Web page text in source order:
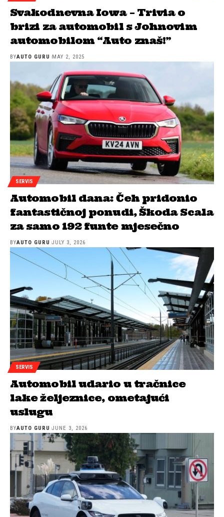
Svakodnevna Iowa – Trivia o
brizi za automobil s Johnovim
automobilom “Auto znaš!”
BYAUTO GURU MAY 2, 2025
SERVIS
Automobil dana: Čeh pridonio
fantastičnoj ponudi, Škoda Scala
za samo 192 funte mjesečno
BYAUTO GURU JULY 3, 2026
SERVIS
Automobil udario u tračnice
lake željeznice, ometajući
uslugu
BYAUTO GURU JUNE 3, 2026